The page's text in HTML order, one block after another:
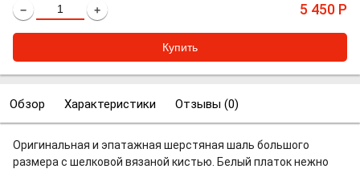
− + 5 450 Р
Обзор Характеристики Отзывы (0)
Оригинальная и эпатажная шерстяная шаль большого
размера с шелковой вязаной кистью. Белый платок нежно